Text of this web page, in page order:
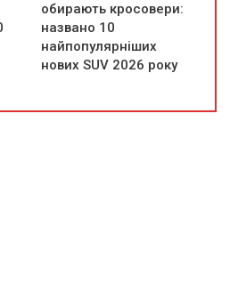
обирають кросовери:
названо 10
найпопулярніших
нових SUV 2026 року